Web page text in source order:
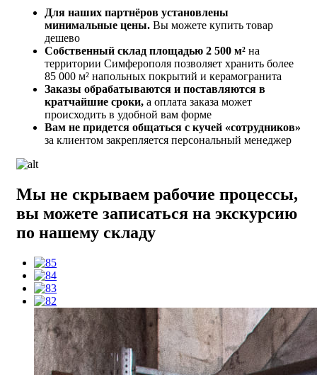
Для наших партнёров установлены
минимальные цены. Вы можете купить товар
дешево
Собственный склад площадью 2 500 м² на
территории Симферополя позволяет хранить более
85 000 м² напольных покрытий и керамогранита
Заказы обрабатываются и поставляются в
кратчайшие сроки, а оплата заказа может
происходить в удобной вам форме
Вам не придется общаться с кучей «сотрудников»
за клиентом закрепляется персональный менеджер
Мы не скрываем рабочие процессы,
вы можете записаться на экскурсию
по нашему складу